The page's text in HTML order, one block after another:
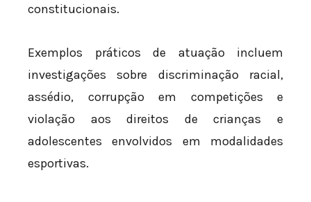
constitucionais.
Exemplos práticos de atuação incluem
investigações sobre discriminação racial,
assédio, corrupção em competições e
violação aos direitos de crianças e
adolescentes envolvidos em modalidades
esportivas.